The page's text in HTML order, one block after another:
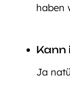
haben
Kann
Ja